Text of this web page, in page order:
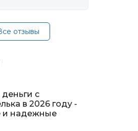
отзывы
деньги с
в 2026 году -
и надежные